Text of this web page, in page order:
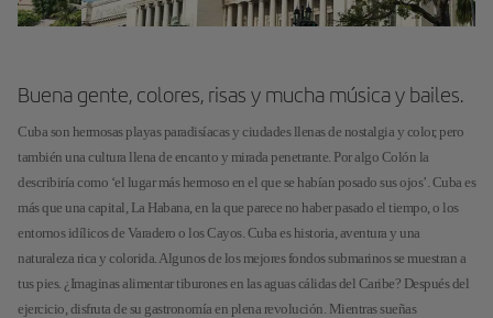
Buena gente, colores, risas y mucha música y bailes.
Cuba son hermosas playas paradisíacas y ciudades llenas de nostalgia y color, pero
también una cultura llena de encanto y mirada penetrante. Por algo Colón la
describiría como ‘el lugar más hermoso en el que se habían posado sus ojos’. Cuba es
más que una capital, La Habana, en la que parece no haber pasado el tiempo, o los
entornos idílicos de Varadero o los Cayos. Cuba es historia, aventura y una
naturaleza rica y colorida. Algunos de los mejores fondos submarinos se muestran a
tus pies. ¿Imaginas alimentar tiburones en las aguas cálidas del Caribe? Después del
ejercicio, disfruta de su gastronomía en plena revolución. Mientras sueñas